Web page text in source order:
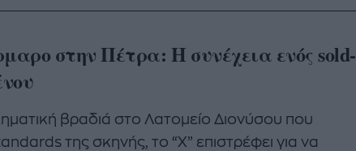
στην Πέτρα: Η συνέχεια ενός sold-
βραδιά στο Λατομείο Διονύσου που
της σκηνής, το “X” επιστρέφει για να